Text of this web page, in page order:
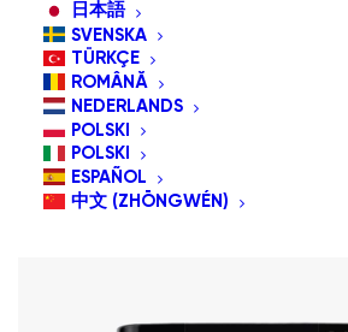
日本語
SVENSKA
TÜRKÇE
ROMÂNĂ
NEDERLANDS
POLSKI
POLSKI
ESPAÑOL
中文 (ZHŌNGWÉN)
Ordenar por preço: maior